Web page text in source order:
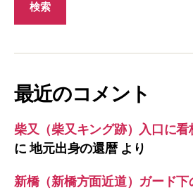
最近のコメント
柴又（柴又キング跡）入口に看
に地元出身の還暦より
新橋（新橋方面近道）ガード下